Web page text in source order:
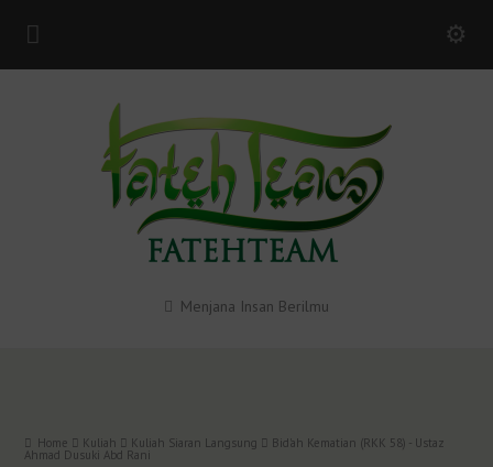
Menjana Insan Berilmu
Home Kuliah Kuliah Siaran Langsung Bid'ah Kematian (RKK 58) - Ustaz
Ahmad Dusuki Abd Rani